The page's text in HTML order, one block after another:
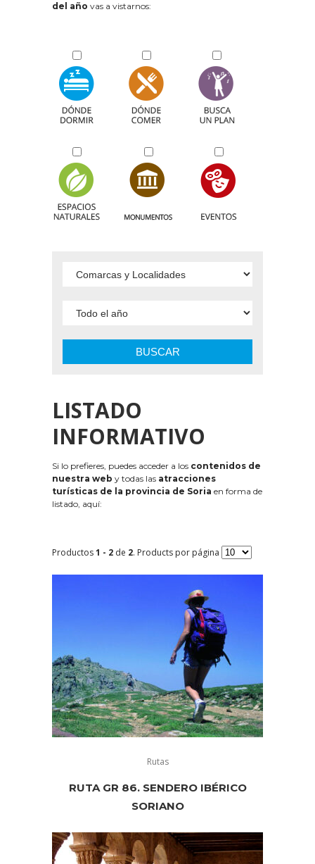
del año vas a vistarnos:
BUSCAR
LISTADO
INFORMATIVO
Si lo prefieres, puedes acceder a los contenidos de
nuestra web y todas las atracciones
turísticas de la provincia de Soria en forma de
listado, aquí:
Productos1 - 2 de 2. Products por página
Rutas
RUTA GR 86. SENDERO IBÉRICO
SORIANO